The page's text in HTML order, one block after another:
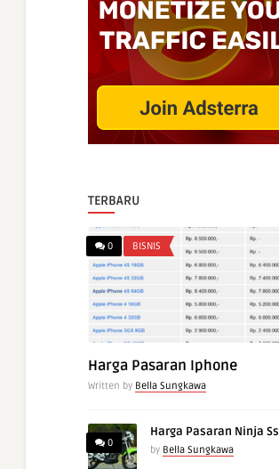
TERBARU
0 BISNIS
Harga Pasaran Iphone
Written by Bella Sungkawa
0
Harga Pasaran Ninja Ss
by Bella Sungkawa